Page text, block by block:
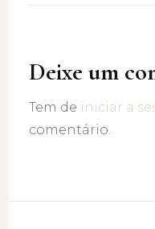
Deixe um
Tem de iniciar a
comentário.